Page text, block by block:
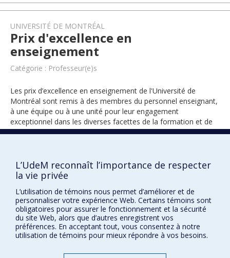
UNIVERSITÉ DE MONTRÉAL
Prix d'excellence en
enseignement
Catégorie : Professeur(e)s
Les prix d’excellence en enseignement de l'Université de
Montréal sont remis à des membres du personnel enseignant,
à une équipe ou à une unité pour leur engagement
exceptionnel dans les diverses facettes de la formation et de
l’encadrement des étudiants.
1998
Prix et distinctions
L’UdeM reconnaît l’importance de respecter
la vie privée
L’utilisation de témoins nous permet d’améliorer et de
personnaliser votre expérience Web. Certains témoins sont
obligatoires pour assurer le fonctionnement et la sécurité
du site Web, alors que d’autres enregistrent vos
préférences. En acceptant tout, vous consentez à notre
utilisation de témoins pour mieux répondre à vos besoins.